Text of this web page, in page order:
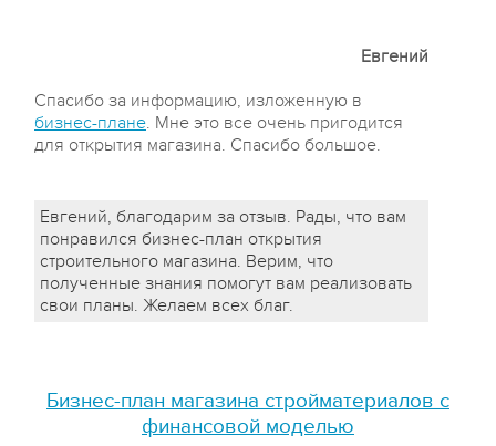
Евгений
Спасибо за информацию, изложенную в
бизнес-плане. Мне это все очень пригодится
для открытия магазина. Спасибо большое.
Евгений, благодарим за отзыв. Рады, что вам
понравился бизнес-план открытия
строительного магазина. Верим, что
полученные знания помогут вам реализовать
свои планы. Желаем всех благ.
Бизнес-план магазина стройматериалов с
финансовой моделью